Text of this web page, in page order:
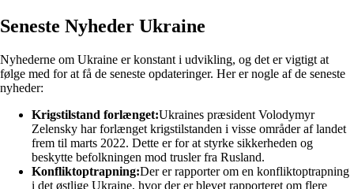
Seneste Nyheder Ukraine
Nyhederne om Ukraine er konstant i udvikling, og det er vigtigt at
følge med for at få de seneste opdateringer. Her er nogle af de seneste
nyheder:
Krigstilstand forlænget:Ukraines præsident Volodymyr
Zelensky har forlænget krigstilstanden i visse områder af landet
frem til marts 2022. Dette er for at styrke sikkerheden og
beskytte befolkningen mod trusler fra Rusland.
Konfliktoptrapning:Der er rapporter om en konfliktoptrapning
i det østlige Ukraine, hvor der er blevet rapporteret om flere